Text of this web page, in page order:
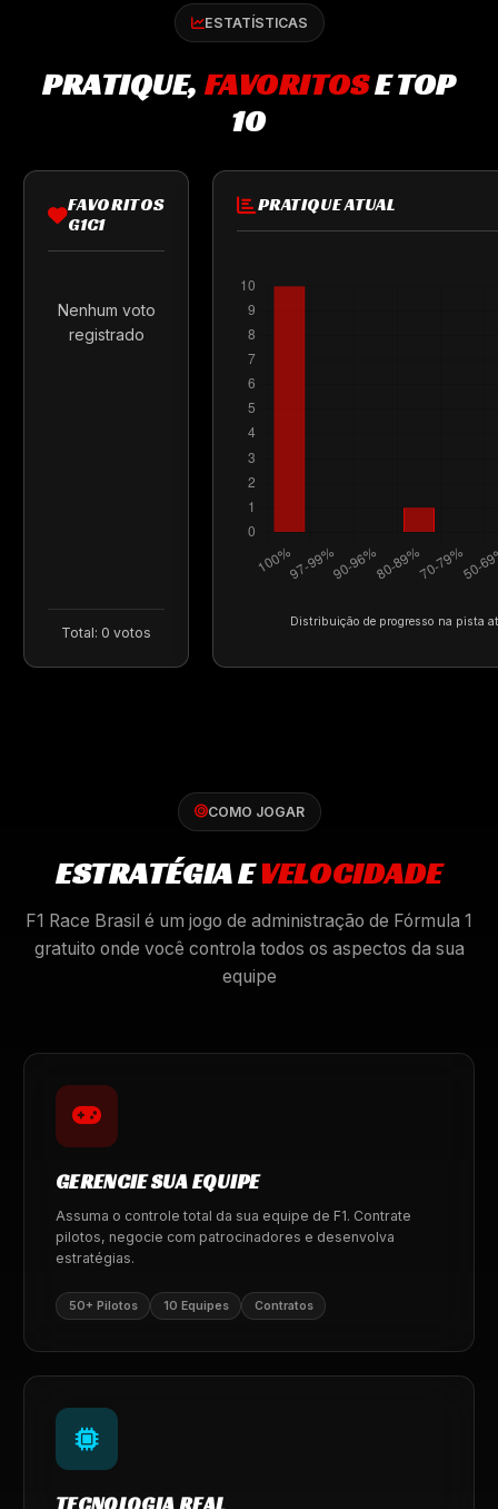
ESTATÍSTICAS
PRATIQUE, FAVORITOSE TOP
10
FAVORITOS
G1C1
Nenhum voto
registrado
Total: 0 votos
PRATIQUE ATUAL
Distribuição de progresso na pista
COMO JOGAR
ESTRATÉGIA EVELOCIDADE
F1 Race Brasil é um jogo de administração de Fórmula 1
gratuito onde você controla todos os aspectos da sua
equipe
GERENCIE SUA EQUIPE
Assuma o controle total da sua equipe de F1. Contrate
pilotos, negocie com patrocinadores e desenvolva
estratégias.
50+ Pilotos 10 Equipes Contratos